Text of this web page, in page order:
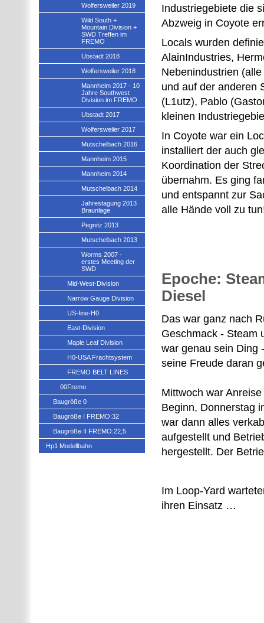
Industriegebiete die
Abzweig in Coyote
Locals wurden
AlainIndustries,
Nebenindustrien
und auf der anderen
(L1utz), Pablo
kleinen
In Coyote war ein
installiert der auch
Koordination der
übernahm. Es ging
und entspannt zur
alle Hände voll zu
Epoche:
Diesel
Das war ganz nach
Geschmack - Steam
war genau sein Ding
seine Freude daran
Mittwoch war
Beginn, Donnerstag
war dann alles
aufgestellt und
hergestellt. Der
Im Loop-Yard
ihren Einsatz …
Wolfersweiler 2019
Wild South +
Mountain Division +
SWD Treffen im
FREMO
Ubstadt 2018
Wolfersweiler 2018
Mannheim 2017 - 10
Jahre Southwest
Division im FREMO
Ubstadt 2017
Wolfersweiler 2017
Mutschelbach 2016
Mannheim 2015
Mannheim 2014
Mutschelbach 2014
Jahrestagung 2013
Braunlage
Pegnitz 2013
Mutschelbach 2013
Worms 2007 -
erstes Meeting der
SWD
Mid-West-Division
Narrow Gauge Division
US-fine-H0
East-Division
Maple Leaf Division
H0-USA Frachtsystem
FREMO BELT LINES
00Fremo
Baugröße 0
Baugröße I FREMO:32
Baugröße II FREMO:22,5
Hp1 Modellbahn